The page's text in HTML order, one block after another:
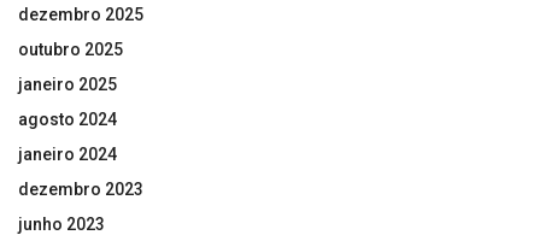
dezembro 2025
outubro 2025
janeiro 2025
agosto 2024
janeiro 2024
dezembro 2023
junho 2023